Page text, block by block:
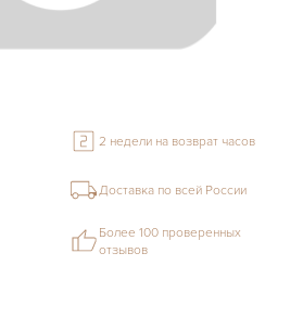
2 недели на возврат часов
Доставка по всей России
Более 100 проверенных
отзывов